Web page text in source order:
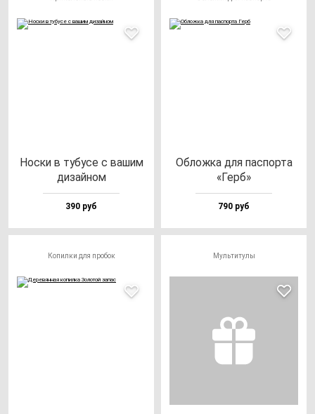
Нос­ки в ту­бу­се с ва­шим
ди­зай­ном
390 руб
Облож­ка для пас­пор­та
«Герб»
790 руб
Копилки для пробок Мультитулы